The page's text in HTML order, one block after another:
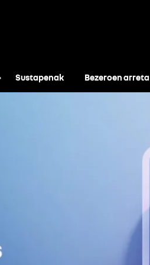
Sustapenak Bezeroen arreta